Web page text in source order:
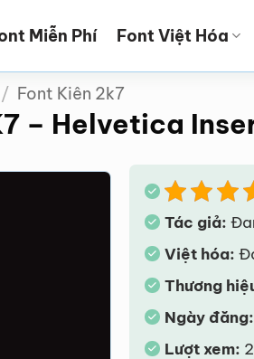
Miễn Phí Font Việt Hóa
/ Font Kiên 2k7
– Helvetica
Tác giả:
Việt hóa:
Thương
Ngày đăng:
Lượt xem: